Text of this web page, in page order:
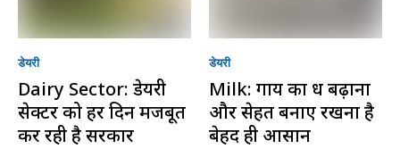
डेयरी
Dairy Sector: डेयरी
सेक्टर को हर दिन मजबूत
कर रही है सरकार
डेयरी
Milk: गाय का दूध बढ़ाना
और सेहत बनाए रखना है
बेहद ही आसान